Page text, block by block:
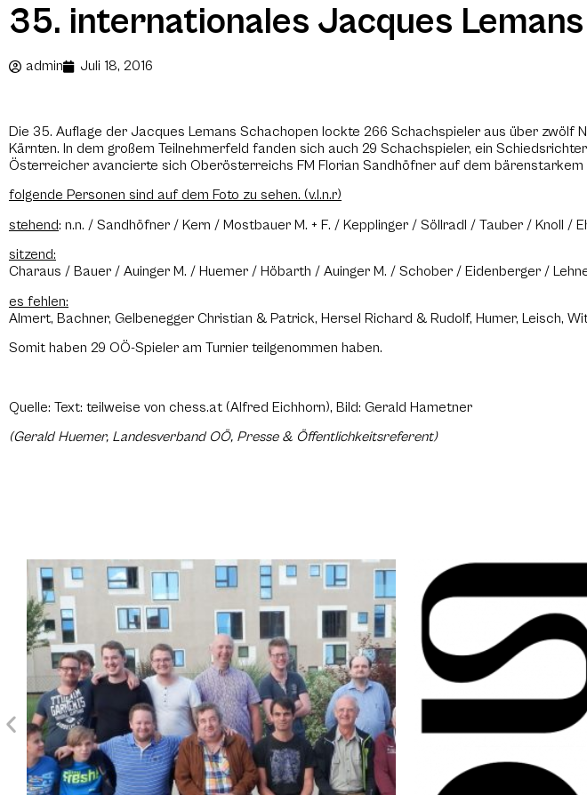
35. internationales Jacques
admin Juli 18, 2016
Die 35. Auflage der Jacques Lemans Schachopen lockte 266 Schachspieler aus über zwölf
Kärnten. In dem großem Teilnehmerfeld fanden sich auch 29 Schachspieler, ein
Österreicher avancierte sich Oberösterreichs FM Florian Sandhöfner auf dem bärenstarkem
folgende Personen sind auf dem Foto zu sehen. (v.l.n.r)
stehend: n.n. / Sandhöfner / Kern / Mostbauer M. + F. / Kepplinger / Söllradl / Tauber / Knoll /
sitzend:
Charaus / Bauer / Auinger M. / Huemer / Höbarth / Auinger M. / Schober / Eidenberger /
es fehlen:
Almert, Bachner, Gelbenegger Christian & Patrick, Hersel Richard & Rudolf, Humer, Leisch,
Somit haben 29 OÖ-Spieler am Turnier teilgenommen haben.
Quelle: Text: teilweise von chess.at (Alfred Eichhorn), Bild: Gerald Hametner
(Gerald Huemer, Landesverband OÖ, Presse & Öffentlichkeitsreferent)